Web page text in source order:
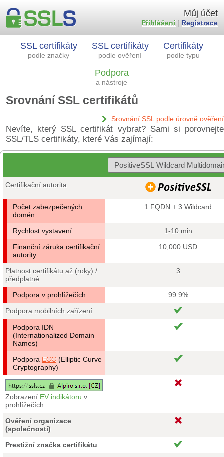
SSL certifikáty
podle značky
SSL certifikáty
podle ověření
Certifikáty
podle typu
Podpora
a nástroje
Můj účet
Přihlášení| Registrace
Srovnání SSL certifikátů
Srovnání SSL podle úrovně ověření
Nevíte, který SSL certifikát vybrat? Sami si porovnejte
SSL/TLS certifikáty, které Vás zajímají:
Certifikační autorita
Počet zabezpečených
domén
1 FQDN + 3 Wildcard
Rychlost vystavení
1-10 min
Finanční záruka certifikační
autority
10,000 USD
Platnost certifikátu až (roky) /
předplatné
3
Podpora v prohlížečích
99.9%
Podpora mobilních zařízení
Podpora IDN
(Internationalized Domain
Names)
Podpora ECC (Elliptic Curve
Cryptography)
Zobrazení EV indikátoru v
prohlížečích
Ověření organizace
(společnosti)
Prestižní značka certifikátu